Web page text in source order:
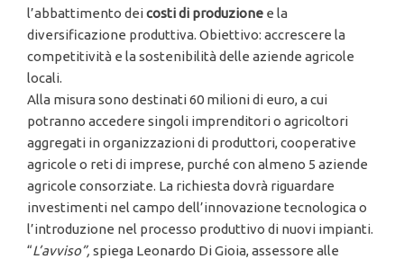
l’abbattimento deicosti di produzione e la
diversificazione produttiva. Obiettivo: accrescere la
competitività e la sostenibilità delle aziende agricole
locali.
Alla misura sono destinati 60 milioni di euro, a cui
potranno accedere singoli imprenditori o agricoltori
aggregati in organizzazioni di produttori, cooperative
agricole o reti di imprese, purché con almeno 5 aziende
agricole consorziate. La richiesta dovrà riguardare
investimenti nel campo dell’innovazione tecnologica o
l’introduzione nel processo produttivo di nuovi impianti.
“L’avviso”, spiega Leonardo Di Gioia, assessore alle